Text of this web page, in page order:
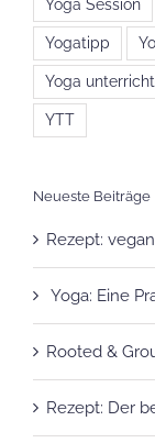
Yoga Session
Yogatipp
Yoga
YTT
Neueste Beiträge
Rezept:
Yoga: Eine
Rooted &
Rezept: Der